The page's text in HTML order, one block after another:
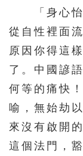
「身心怡
從自性裡面
原因你得這
了。中國諺
何等的痛快
喻，無始劫
來沒有啟開
這個法門，